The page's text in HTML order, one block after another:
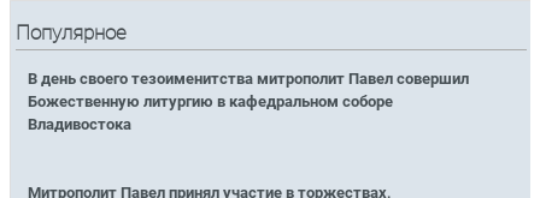
Популярное
В день своего тезоименитства митрополит Павел совершил
Божественную литургию в кафедральном соборе
Владивостока
Митрополит Павел принял участие в торжествах,